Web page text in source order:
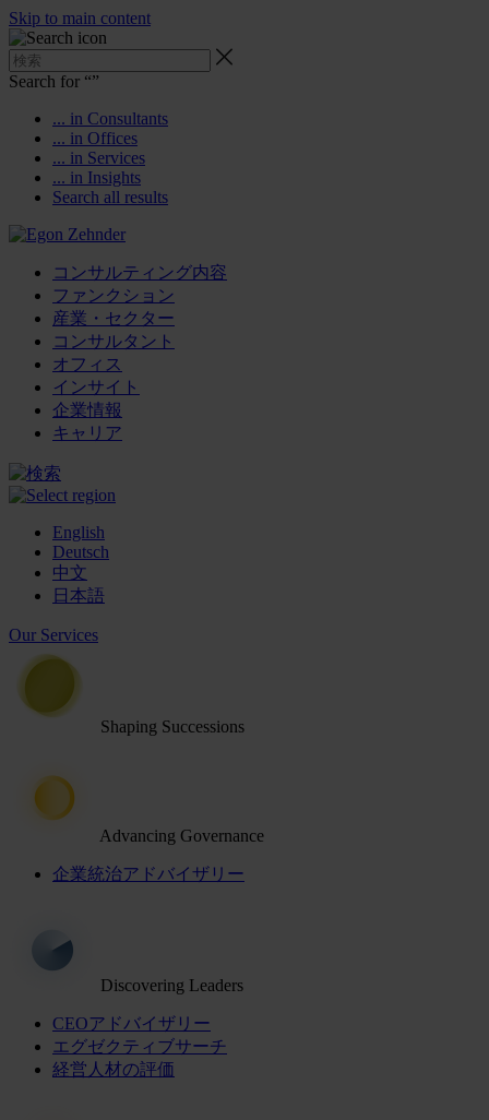
Skip to main content
Search for “”
... in Consultants
... in Offices
... in Services
... in Insights
Search all results
コンサルティング内容
ファンクション
産業・セクター
コンサルタント
オフィス
インサイト
企業情報
キャリア
English
Deutsch
中文
日本語
Our Services
Shaping Successions
Advancing Governance
企業統治アドバイザリー
Discovering Leaders
CEOアドバイザリー
エグゼクティブサーチ
経営人材の評価